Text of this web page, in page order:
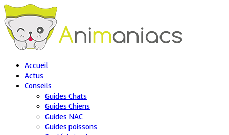
Accueil
Actus
Conseils
Guides Chats
Guides Chiens
Guides NAC
Guides poissons